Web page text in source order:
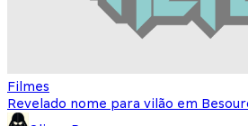
Filmes
Revelado nome para vilão em